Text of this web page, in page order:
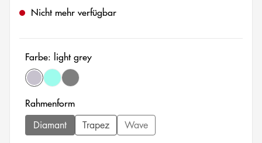
Nicht mehr verfügbar
Farbe: light grey
light greychrome petrol
(Diese Option ist zurzeit nicht verfügbar.)
black
(Diese Option ist zurzeit nicht verfügbar.)
Rahmenformauswählen
Diamant(Diese Option ist zurzeit nicht verfügbar.)
Trapez Wave(Diese Option ist zurzeit nicht